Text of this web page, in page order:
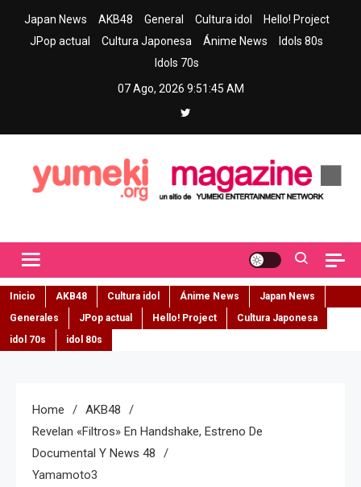
Japan News AKB48 General Cultura idol
Hello! Project
JPop actual
Cultura Japonesa Ánime News
Idols 80s
Idols 70s
07 Ago, 2026 9:51:46 AM
Inicio AKB48 Cultura idol Ánime News
Japan News
Generales
JPop actual Hello! Project
Cultura Japonesa
idol 70s
idol 80s
Home
AKB48
Revelan «Filtros» En Handshake, Estreno De
Documental Y News 48
Yamamoto3